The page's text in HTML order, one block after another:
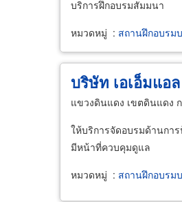
บริการฝึกอบรมสัมมนา
หมวดหมู่ : สถานฝึกอบรม
บริษัท เอเอ็มแอ
แขวงดินแดง เขตดินแดง
ให้บริการจัดอบรมด้านกา
มีหน้าที่ควบคุมดูแล
หมวดหมู่ : สถานฝึกอบรม